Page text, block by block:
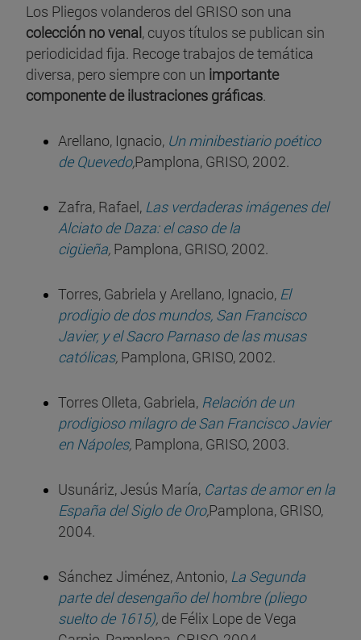
Los Pliegos volanderos del GRISO son una
colección no venal, cuyos títulos se publican sin
periodicidad fija. Recoge trabajos de temática
diversa, pero siempre con un importante
componente de ilustraciones gráficas.
Arellano, Ignacio, Un minibestiario poético
de Quevedo,Pamplona, GRISO, 2002.
Zafra, Rafael, Las verdaderas imágenes del
Alciato de Daza: el caso de la
cigüeña, Pamplona, GRISO, 2002.
Torres, Gabriela y Arellano, Ignacio, El
prodigio de dos mundos, San Francisco
Javier, y el Sacro Parnaso de las musas
católicas, Pamplona, GRISO, 2002.
Torres Olleta, Gabriela, Relación de un
prodigioso milagro de San Francisco Javier
en Nápoles, Pamplona, GRISO, 2003.
Usunáriz, Jesús María, Cartas de amor en la
España del Siglo de Oro,Pamplona, GRISO,
2004.
Sánchez Jiménez, Antonio, La Segunda
parte del desengaño del hombre (pliego
suelto de 1615), de Félix Lope de Vega